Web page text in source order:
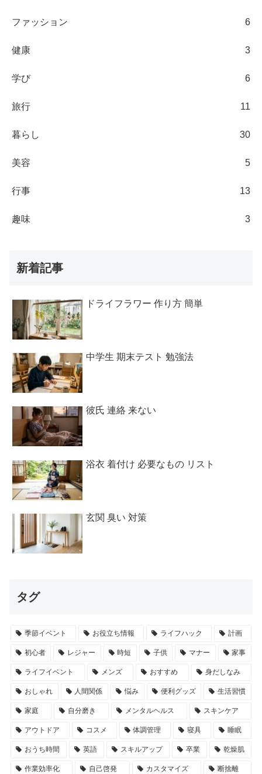
ファッション 6
健康 3
学び 6
旅行 11
暮らし 30
美容 5
行事 13
趣味 3
新着記事
ドライフラワー 作り方 簡単
中学生 期末テスト 勉強法
彼氏 連絡 来ない
浴衣 着付け 必要なもの リスト
玄関 臭い 対策
タグ
季節イベント お役立ち情報 ライフハック 計画
初心者 レジャー 時短 子供 マナー 家事
ライフイベント メンズ おすすめ 身だしなみ
おしゃれ 人間関係 悩み 便利グッズ 生活習慣
家庭 自分磨き メンタルヘルス スキンケア
アウトドア コスメ 体調管理 寝具 睡眠
おうち時間 英語 スキルアップ 卒業 乾燥肌
作業効率化 自己啓発 カスタマイズ 断捨離